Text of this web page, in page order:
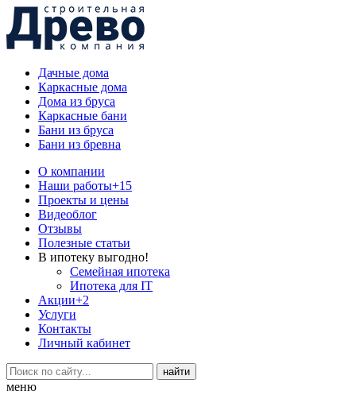
Дачные дома
Каркасные дома
Дома из бруса
Каркасные бани
Бани из бруса
Бани из бревна
О компании
Наши работы+15
Проекты и цены
Видеоблог
Отзывы
Полезные статьи
В ипотеку выгодно!
Семейная ипотека
Ипотека для IT
Акции+2
Услуги
Контакты
Личный кабинет
меню